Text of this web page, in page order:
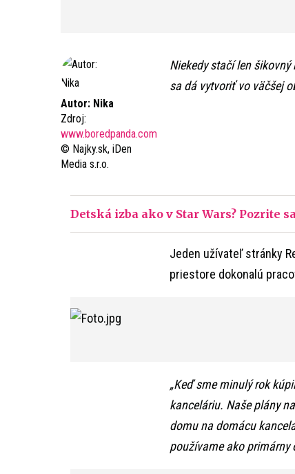
Autor: Nika
Zdroj:
www.boredpanda.com
© Najky.sk, iDen
Media s.r.o.
Niekedy stačí len
sa dá vytvoriť vo väčšej
Detská izba ako v Star Wars? Pozrite
Jeden užívateľ stránky
priestore dokonalú
„Keď sme minulý rok
kanceláriu. Naše plány
domu na domácu
používame ako primárny